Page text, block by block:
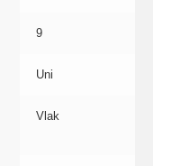
9
Uni
Vlak